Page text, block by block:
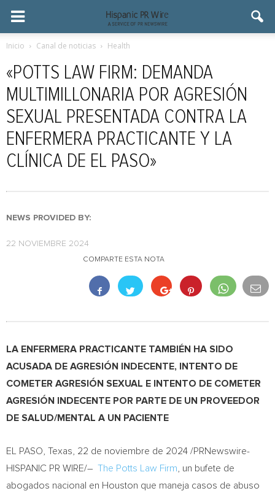
Inicio Canal de noticias Health
«POTTS LAW FIRM: DEMANDA
MULTIMILLONARIA POR AGRESIÓN
SEXUAL PRESENTADA CONTRA LA
ENFERMERA PRACTICANTE Y LA
CLÍNICA DE EL PASO»
NEWS PROVIDED BY:
22 NOVIEMBRE 2024
COMPARTE ESTA NOTA
LA ENFERMERA PRACTICANTE TAMBIÉN HA SIDO
ACUSADA DE AGRESIÓN INDECENTE, INTENTO DE
COMETER AGRESIÓN SEXUAL E INTENTO DE COMETER
AGRESIÓN INDECENTE POR PARTE DE UN PROVEEDOR
DE SALUD/MENTAL A UN PACIENTE
EL PASO, Texas 22 de noviembre de 2024 /PRNewswire-
HISPANIC PR WIRE/– The Potts Law Firm , un bufete de
abogados nacional en Houston que maneja casos de abuso